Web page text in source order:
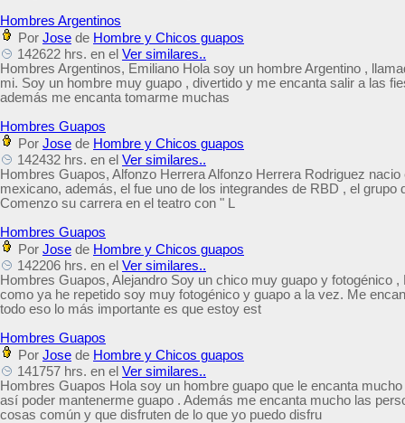
Hombres Argentinos
Por Jose de Hombre y Chicos guapos
142622 hrs. en el Ver similares..
Hombres Argentinos, Emiliano Hola soy un hombre Argentino ,
mi. Soy un hombre muy guapo , divertido y me encanta salir a las
además me encanta tomarme muchas
Hombres Guapos
Por Jose de Hombre y Chicos guapos
142432 hrs. en el Ver similares..
Hombres Guapos, Alfonzo Herrera Alfonzo Herrera Rodriguez
mexicano, además, el fue uno de los integrandes de RBD , el
Comenzo su carrera en el teatro con " L
Hombres Guapos
Por Jose de Hombre y Chicos guapos
142206 hrs. en el Ver similares..
Hombres Guapos, Alejandro Soy un chico muy guapo y fotogénico
como ya he repetido soy muy fotogénico y guapo a la vez. Me
todo eso lo más importante es que estoy est
Hombres Guapos
Por Jose de Hombre y Chicos guapos
141757 hrs. en el Ver similares..
Hombres Guapos Hola soy un hombre guapo que le encanta
así poder mantenerme guapo . Además me encanta mucho las
cosas común y que disfruten de lo que yo puedo disfru